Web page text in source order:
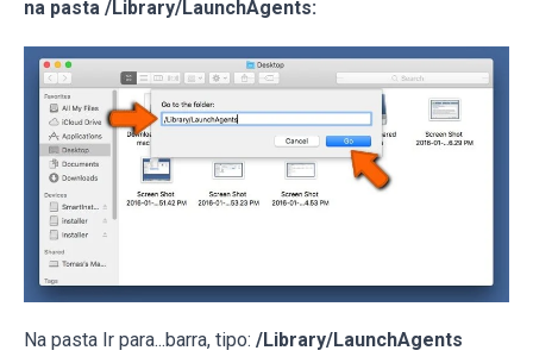
na pasta /Library/LaunchAgents:
Na pasta Ir para...barra, tipo: /Library/LaunchAgents